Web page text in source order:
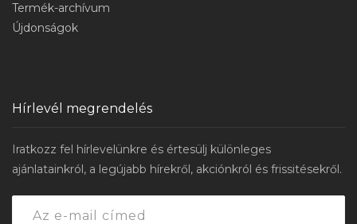
Termék-archívum
Újdonságok
Hírlevél megrendelés
Iratkozz fel hírlevelünkre és értesülj különleges
ajánlatainkról, a legújabb hírekről, akciónkról és frissitésekről.